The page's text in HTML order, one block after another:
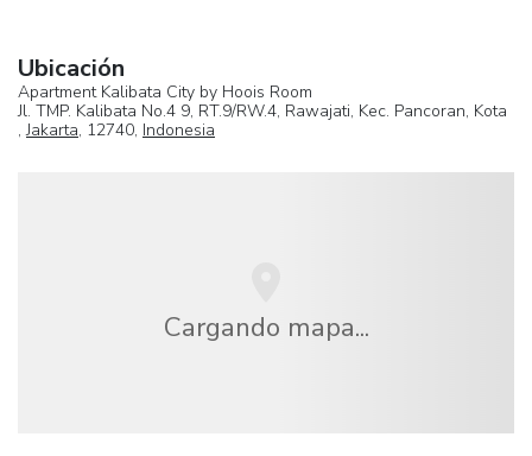
Ubicación
Apartment Kalibata City by Hoois Room
Jl. TMP. Kalibata No.4 9, RT.9/RW.4, Rawajati, Kec. Pancoran, Kota
,Jakarta, 12740, Indonesia
Cargando mapa...